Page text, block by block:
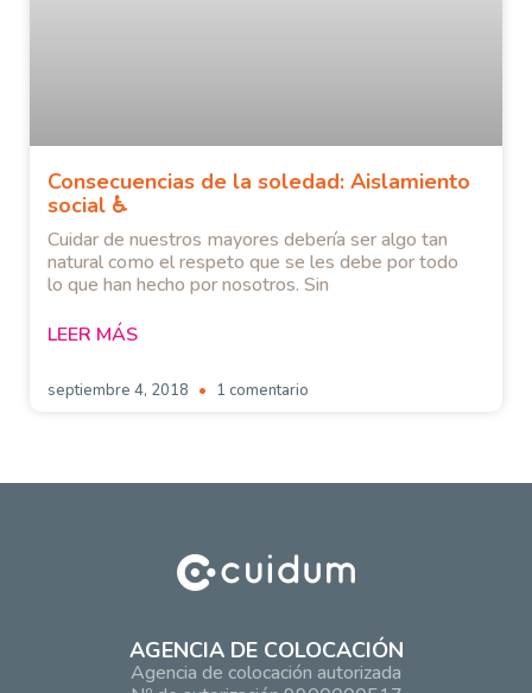
Consecuencias de la soledad: Aislamiento
social ♿
Cuidar de nuestros mayores debería ser algo tan
natural como el respeto que se les debe por todo
lo que han hecho por nosotros. Sin
LEER MÁS
septiembre 4, 2018 1 comentario
AGENCIA DE COLOCACIÓN
Agencia de colocación autorizada